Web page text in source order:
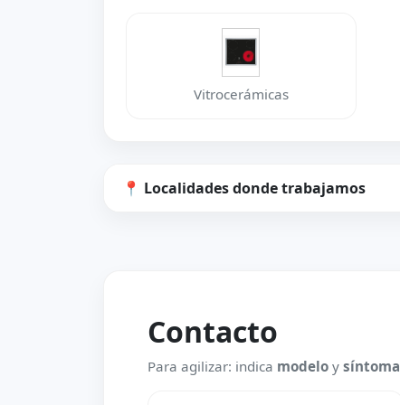
Vitrocerámicas
📍 Localidades donde trabajamos
Contacto
Para agilizar: indica modelo y síntoma